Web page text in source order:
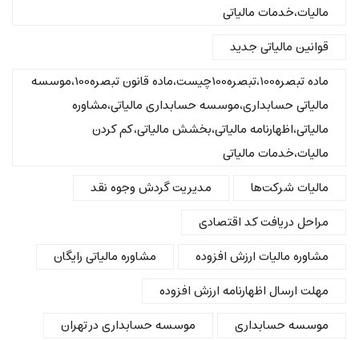
مالیات،خدمات مالیاتی
قوانین مالیاتی جدید
ماده تبصره100،تبصره100چیست،ماده قانون تبصره100،موسسه
مالیاتی حسابداری،موسسه حسابداری مالیاتی،مشاوره
مالیاتی،اظهارنامه مالیاتی،بخشش مالیاتی،کم کردن
مالیات،خدمات مالیاتی
مالیات شرکت‌ها
مدیریت گردش وجوه نقد
مراحل دریافت کد اقتصادی
مشاوره مالیات ارزش افزوده
مشاوره مالیاتی رایگان
مهلت ارسال اظهارنامه ارزش افزوده
موسسه حسابداری
موسسه حسابداری در تهران